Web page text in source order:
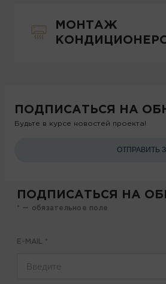
МОНТАЖ
ПОДПИСАТЬСЯ НА
Будьте в курсе новостей проекта!
ОТПРАВИТЬ
ПОДПИСАТЬСЯ НА
* — обязательное поле
E-MAIL *